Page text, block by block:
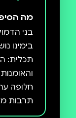
מה
בני
בימינו
תכלית:
חלופה
תרבות
שאלת